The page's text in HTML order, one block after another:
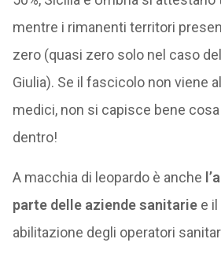
mentre i rimanenti territori
zero (quasi zero solo nel caso
Giulia). Se il fascicolo non viene
medici, non si capisce bene
dentro!
A macchia di leopardo è anche
parte delle aziende sanitariee il
abilitazione degli operatori